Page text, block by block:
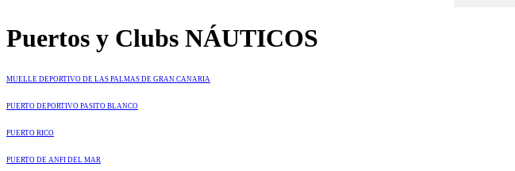
Puertos y Clubs NÁUTICOS
MUELLE DEPORTIVO DE LAS PALMAS DE GRAN CANARIA
PUERTO DEPORTIVO PASITO BLANCO
PUERTO RICO
PUERTO DE ANFI DEL MAR